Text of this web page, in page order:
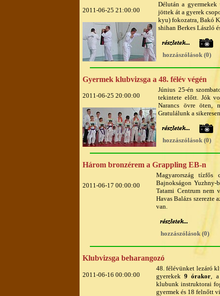
2011-06-25 21:00:00
Délután a
jöttek át a gyerek
kyu) fokozatra, Bakó
shihan Berkes László
hozzászólások (0)
Gyermek klubvizsga a 48. félév végén
2011-06-25 20:00:00
Június 25-én
tekintete előtt. Jók
Narancs övre öten,
Gratulálunk a
hozzászólások (0)
Három bronzérem a Grappling EB-n
2011-06-17 00:00:00
Magyarország tízfős
Bajnokságon Yuzhny-
Tatami Centrum nem
Havas Balázs szerezte
van.
hozzászólások (0)
Klubvizsga beharangozó
2011-06-16 00:00:00
48. félévünket lezáró
gyerekek9 órakor, a
klubunk instruktorai
gyermek és 18 felnőtt